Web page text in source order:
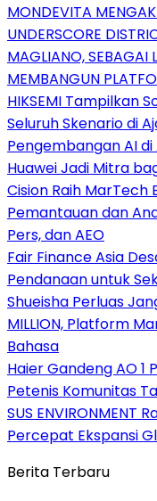
MONDEVITA
UNDERSCORE
MAGLIANO, SEBAGAI
MEMBANGUN
HIKSEMI Tampilkan
Seluruh Skenario di
Pengembangan AI
Huawei Jadi Mitra
Cision Raih
Pemantauan dan
Pers, dan AEO
Fair Finance Asia
Pendanaan untuk
Shueisha Perluas
MILLION, Platform
Bahasa
Haier Gandeng AO 1
Petenis Komunitas
SUS ENVIRONMENT
Percepat Ekspansi
Berita Terbaru